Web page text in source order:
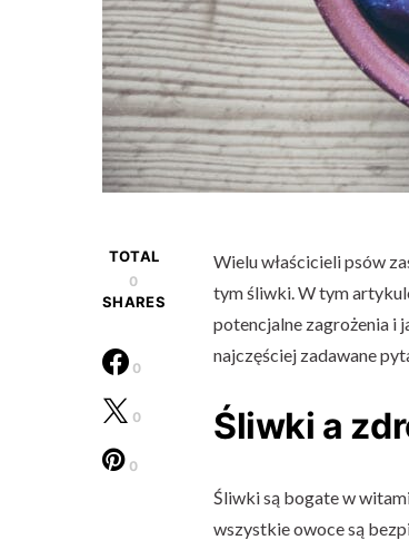
TOTAL
0
SHARES
0
0
0
Wielu właścicieli psów
tym śliwki. W tym
potencjalne zagrożenia i
najczęściej zadawane
Śliwki a
Śliwki są bogate w
wszystkie owoce są